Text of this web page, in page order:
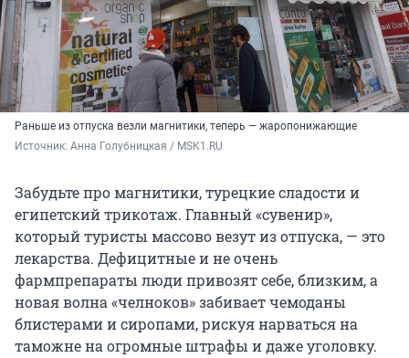
Раньше из отпуска везли магнитики, теперь — жаропонижающие
Источник: Анна Голубницкая / MSK1.RU
Забудьте про магнитики, турецкие сладости и
египетский трикотаж. Главный «сувенир»,
который туристы массово везут из отпуска, — это
лекарства. Дефицитные и не очень
фармпрепараты люди привозят себе, близким, а
новая волна «челноков» забивает чемоданы
блистерами и сиропами, рискуя нарваться на
таможне на огромные штрафы и даже уголовку.